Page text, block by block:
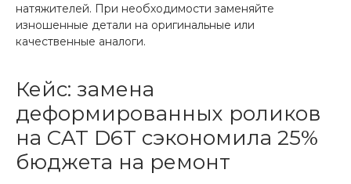
натяжителей. При необходимости заменяйте
изношенные детали на оригинальные или
качественные аналоги.
Кейс: замена
деформированных роликов
на CAT D6T сэкономила 25%
бюджета на ремонт